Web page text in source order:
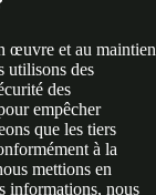
œuvre et au maintien
utilisons des
des
empêcher
que les tiers
à la
mettions en
informations, nous